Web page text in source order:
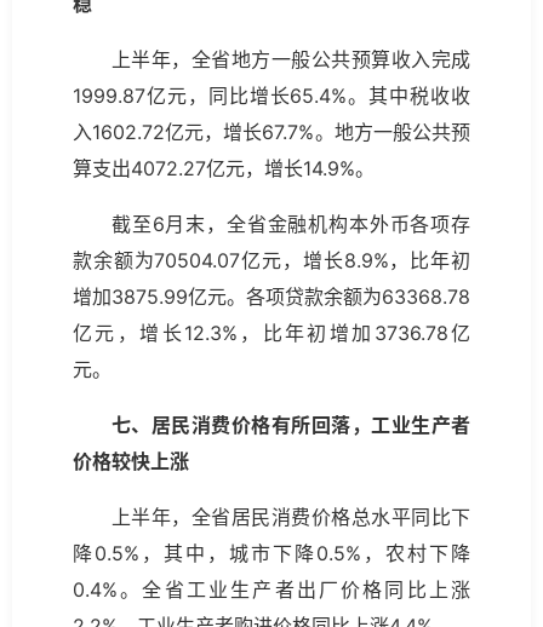
上半年，全省地方一般公共预算收入完成
1999.87亿元，同比增长65.4%。其中税收收
入1602.72亿元，增长67.7%。地方一般公共预
算支出4072.27亿元，增长14.9%。
截至6月末，全省金融机构本外币各项存
款余额为70504.07亿元，增长8.9%，比年初
增加3875.99亿元。各项贷款余额为63368.78
亿元，增长12.3%，比年初增加3736.78亿
元。
七、居民消费价格有所回落，工业生产者
价格较快上涨
上半年，全省居民消费价格总水平同比下
降0.5%，其中，城市下降0.5%，农村下降
0.4%。全省工业生产者出厂价格同比上涨